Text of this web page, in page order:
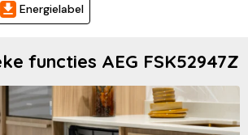
Energielabel
functies AEG FSK52947Z